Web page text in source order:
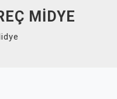
MIDYE